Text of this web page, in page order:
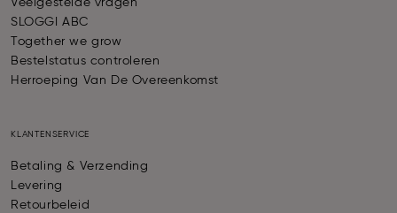
Veelgestelde vragen
SLOGGI ABC
Together we grow
Bestelstatus controleren
Herroeping Van De Overeenkomst
KLANTENSERVICE
Betaling & Verzending
Levering
Retourbeleid